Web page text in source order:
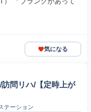
気になる
問リハ/【定時上が
テーション